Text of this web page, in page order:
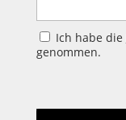
Ich habe die
genommen.